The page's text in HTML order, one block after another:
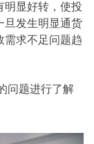
明显好转，使投
旦发生明显通货
需求不足问题趋
问题进行了解